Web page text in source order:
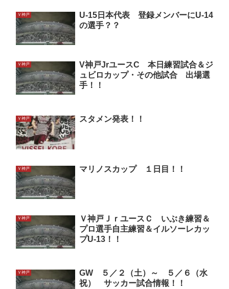
Ｖ神戸
U-15日本代表 登録メンバーにU-14
の選手？？
Ｖ神戸
V神戸JrユースC 本日練習試合＆ジ
ュビロカップ・その他試合 出場選
手！！
Ｖ神戸 スタメン発表！！
Ｖ神戸 マリノスカップ １日目！！
Ｖ神戸
Ｖ神戸ＪｒユースＣ いぶき練習＆
プロ選手自主練習＆イルソーレカッ
プU-13！！
Ｖ神戸
GW ５／２（土）～ ５／６（水
祝） サッカー試合情報！！